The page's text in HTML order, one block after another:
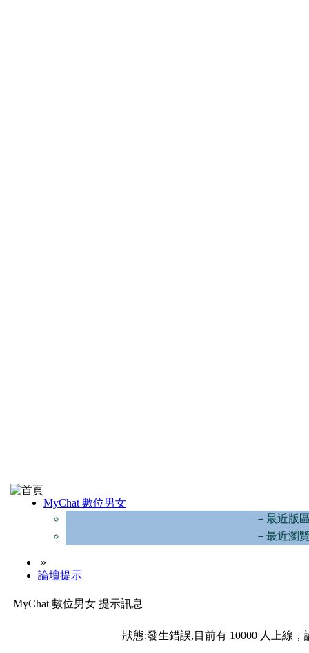
MyChat 數位男女
－最近版
－最近瀏
»
論壇提示
MyChat 數位男女 提示訊息
狀態:發生錯誤,目前有 10000 人上線